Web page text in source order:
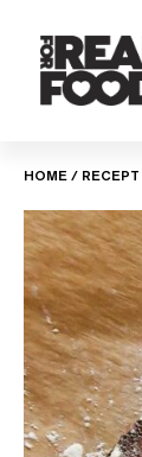
content
HOME / RECEPT